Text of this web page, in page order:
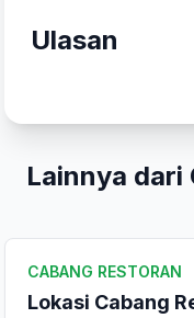
Ulasan
Lainnya dari
CABANG RESTORAN
Lokasi Cabang
Tulis
Peringkat Anda